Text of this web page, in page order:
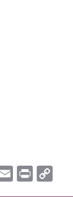
Email
Print